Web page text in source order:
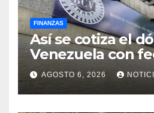
FINANZAS
Así se cotiza el
Venezuela con
viernes 7 de
AGOSTO 6, 2026